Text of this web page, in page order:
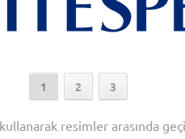
1 2 3
resimler arasında